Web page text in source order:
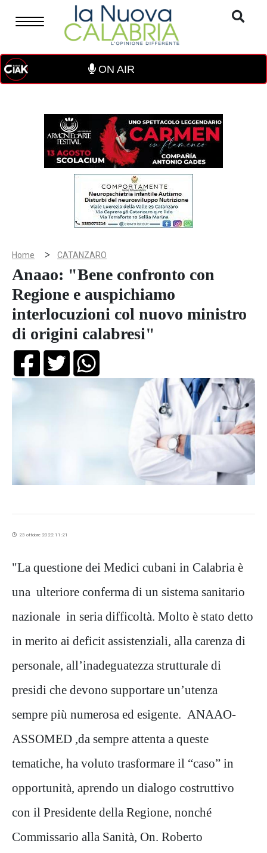
ON AIR
Home > CATANZARO
Anaao: "Bene confronto con
Regione e auspichiamo
interlocuzioni col nuovo ministro
di origini calabresi"
23 ottobre 2022 11:21
"La questione dei Medici cubani in Calabria è
una ulteriore conferma di un sistema sanitario
nazionale in seria difficoltà. Molto è stato detto
in merito ai deficit assistenziali, alla carenza di
personale, all’inadeguatezza strutturale di
presidi che devono supportare un’utenza
sempre più numerosa ed esigente. ANAAO-
ASSOMED ,da sempre attenta a queste
tematiche, ha voluto trasformare il “caso” in
opportunità, aprendo un dialogo costruttivo
con il Presidente della Regione, nonché
Commissario alla Sanità, On. Roberto